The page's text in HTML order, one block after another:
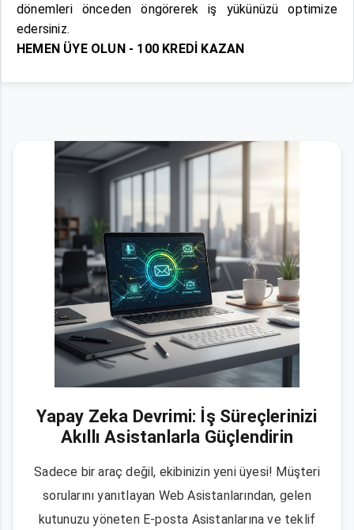
dönemleri önceden öngörerek iş yükünüzü optimize
edersiniz.
HEMEN ÜYE OLUN - 100 KREDİ KAZAN
Yapay Zeka Devrimi: İş Süreçlerinizi
Akıllı Asistanlarla Güçlendirin
Sadece bir araç değil, ekibinizin yeni üyesi! Müşteri
sorularını yanıtlayan Web Asistanlarından, gelen
kutunuzu yöneten E-posta Asistanlarına ve teklif